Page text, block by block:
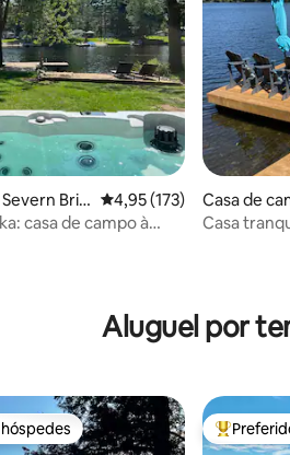
Brid 4,95 de uma avaliação
4,95 (173)
casa de campo à
Casa de
Casa
Aluguel por
preferidos dos hóspedes Entre os